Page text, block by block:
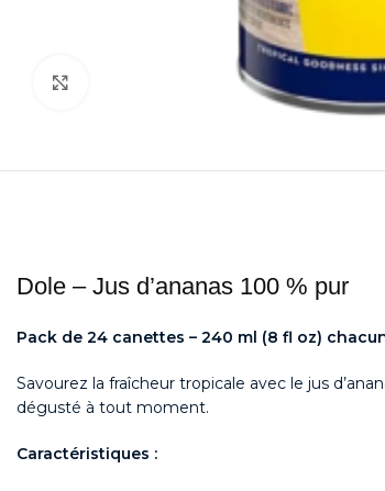
Dole – Jus d’ananas 100 % pur
Pack de 24 canettes – 240 ml (8 fl oz)
Savourez la fraîcheur tropicale avec le jus
dégusté à tout moment.
Caractéristiques :